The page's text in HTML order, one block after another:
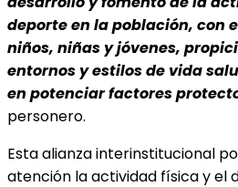
deporte en la población, con
niños, niñas y jóvenes,
entornos y estilos de vida
en potenciar factores
personero.
Esta alianza interinstitucional
atención la actividad física y el